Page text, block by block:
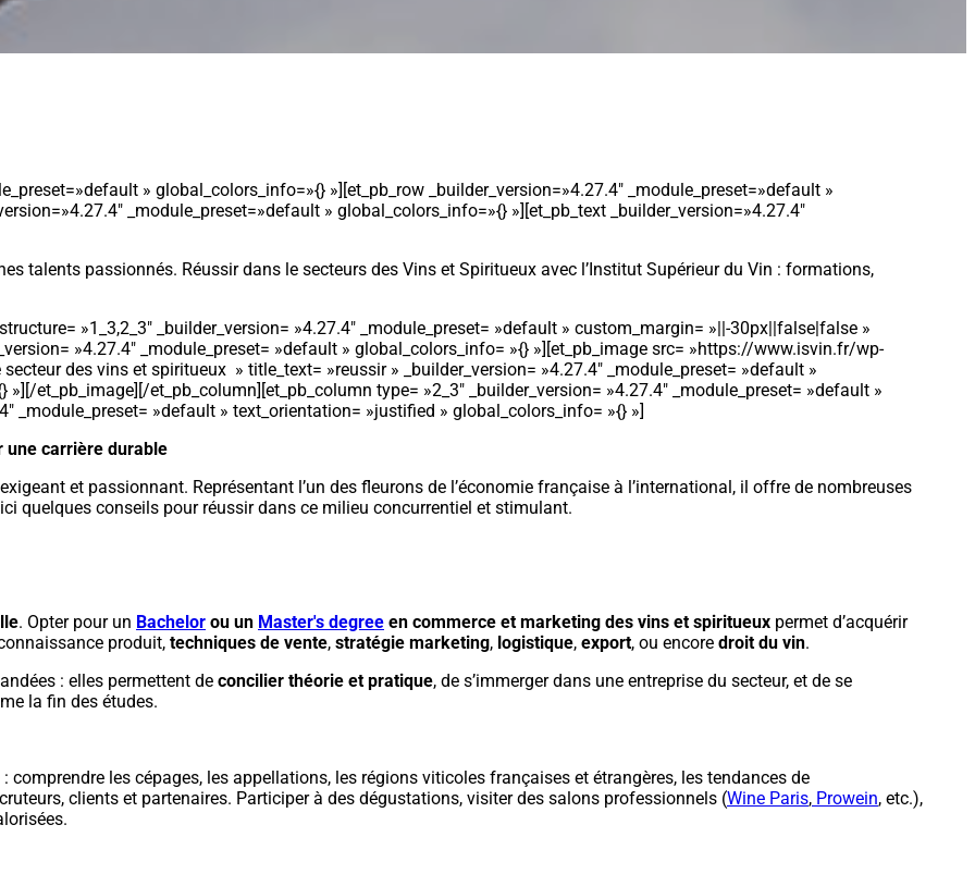
» global_colors_info=»{} »][et_pb_row _builder_version=»4.27.4″ _module_preset=»default »
_module_preset=»default » global_colors_info=»{} »][et_pb_text _builder_version=»4.27.4″
talents passionnés. Réussir dans le secteurs des Vins et Spiritueux avec l’Institut Supérieur du Vin : formations,
»1_3,2_3″ _builder_version= »4.27.4″ _module_preset= »default » custom_margin= »||-30px||false|false »
»4.27.4″ _module_preset= »default » global_colors_info= »{} »][et_pb_image src= »https://www.isvin.fr/wp-
des vins et spiritueux » title_text= »reussir » _builder_version= »4.27.4″ _module_preset= »default »
et_pb_image][/et_pb_column][et_pb_column type= »2_3″ _builder_version= »4.27.4″ _module_preset= »default »
_module_preset= »default » text_orientation= »justified » global_colors_info= »{} »]
une carrière durable
et passionnant. Représentant l’un des fleurons de l’économie française à l’international, il offre de nombreuses
quelques conseils pour réussir dans ce milieu concurrentiel et stimulant.
. Opter pour un Bachelor ou un Master's degree en commerce et marketing des vins et spiritueux permet d’acquérir
produit, techniques de vente, stratégie marketing, logistique, export, ou encore droit du vin.
: elles permettent de concilier théorie et pratique, de s’immerger dans une entreprise du secteur, et de se
la fin des études.
: comprendre les cépages, les appellations, les régions viticoles françaises et étrangères, les tendances de
clients et partenaires. Participer à des dégustations, visiter des salons professionnels (Wine Paris, Prowein, etc.),